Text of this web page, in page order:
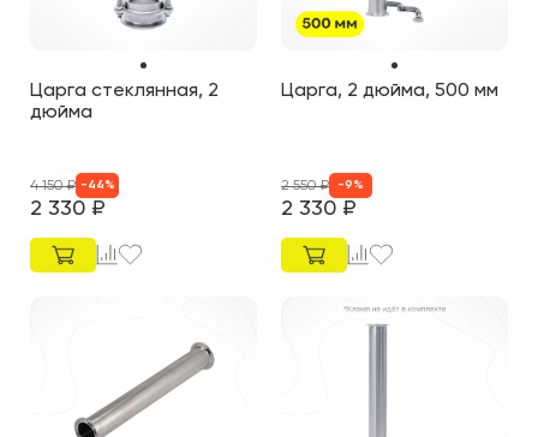
Царга стеклянная, 2
дюйма
2 330 ₽
4 150₽ - 44 %
Царга, 2 дюйма, 500 мм
2 330 ₽
2 550₽ -9 %